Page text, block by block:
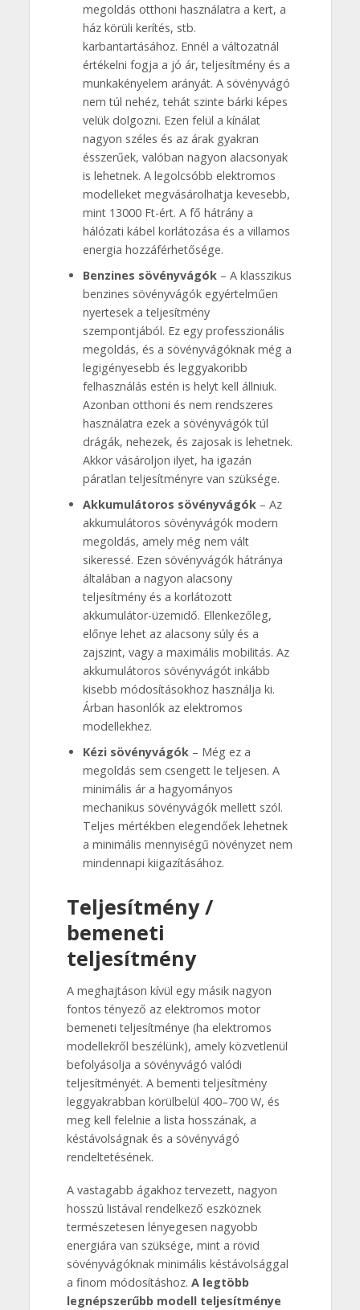
megoldás otthoni használatra a kert, a
ház körüli kerítés, stb.
karbantartásához. Ennél a változatnál
értékelni fogja a jó ár, teljesítmény és a
munkakényelem arányát. A sövényvágó
nem túl nehéz, tehát szinte bárki képes
velük dolgozni. Ezen felül a kínálat
nagyon széles és az árak gyakran
ésszerűek, valóban nagyon alacsonyak
is lehetnek. A legolcsóbb elektromos
modelleket megvásárolhatja kevesebb,
mint 13000 Ft-ért. A fő hátrány a
hálózati kábel korlátozása és a villamos
energia hozzáférhetősége.
Benzines sövényvágók– A klasszikus
benzines sövényvágók egyértelműen
nyertesek a teljesítmény
szempontjából. Ez egy professzionális
megoldás, és a sövényvágóknak még a
legigényesebb és leggyakoribb
felhasználás estén is helyt kell állniuk.
Azonban otthoni és nem rendszeres
használatra ezek a sövényvágók túl
drágák, nehezek, és zajosak is lehetnek.
Akkor vásároljon ilyet, ha igazán
páratlan teljesítményre van szüksége.
Akkumulátoros sövényvágók– Az
akkumulátoros sövényvágók modern
megoldás, amely még nem vált
sikeressé. Ezen sövényvágók hátránya
általában a nagyon alacsony
teljesítmény és a korlátozott
akkumulátor-üzemidő. Ellenkezőleg,
előnye lehet az alacsony súly és a
zajszint, vagy a maximális mobilitás. Az
akkumulátoros sövényvágót inkább
kisebb módosításokhoz használja ki.
Árban hasonlók az elektromos
modellekhez.
Kézi sövényvágók– Még ez a
megoldás sem csengett le teljesen. A
minimális ár a hagyományos
mechanikus sövényvágók mellett szól.
Teljes mértékben elegendőek lehetnek
a minimális mennyiségű növényzet nem
mindennapi kiigazításához.
Teljesítmény /
bemeneti
teljesítmény
A meghajtáson kívül egy másik nagyon
fontos tényező az elektromos motor
bemeneti teljesítménye (ha elektromos
modellekről beszélünk), amely közvetlenül
befolyásolja a sövényvágó valódi
teljesítményét. A bementi teljesítmény
leggyakrabban körülbelül 400–700 W, és
meg kell felelnie a lista hosszának, a
késtávolságnak és a sövényvágó
rendeltetésének.
A vastagabb ágakhoz tervezett, nagyon
hosszú listával rendelkező eszköznek
természetesen lényegesen nagyobb
energiára van szüksége, mint a rövid
sövényvágóknak minimális késtávolsággal
a finom módosításhoz. A legtöbb
legnépszerűbb modell teljesítménye